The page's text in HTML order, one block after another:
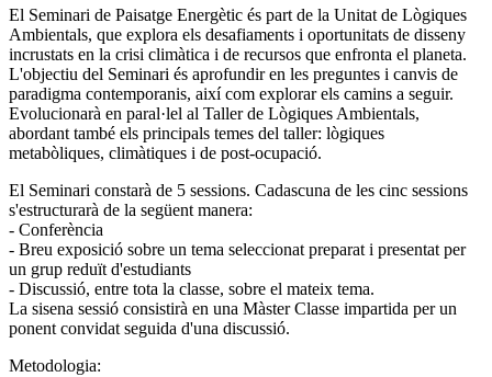
El Seminari de Paisatge Energètic és part de la Unitat de Lògiques
Ambientals, que explora els desafiaments i oportunitats de disseny
incrustats en la crisi climàtica i de recursos que enfronta el planeta.
L'objectiu del Seminari és aprofundir en les preguntes i canvis de
paradigma contemporanis, així com explorar els camins a seguir.
Evolucionarà en paral·lel al Taller de Lògiques Ambientals,
abordant també els principals temes del taller: lògiques
metabòliques, climàtiques i de post-ocupació.
El Seminari constarà de 5 sessions. Cadascuna de les cinc sessions
s'estructurarà de la següent manera:
- Conferència
- Breu exposició sobre un tema seleccionat preparat i presentat per
un grup reduït d'estudiants
- Discussió, entre tota la classe, sobre el mateix tema.
La sisena sessió consistirà en una Màster Classe impartida per un
ponent convidat seguida d'una discussió.
Metodologia: